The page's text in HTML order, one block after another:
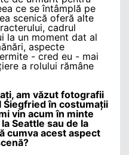
ce se întâmplă pe
scenică oferă alte
cadrul
la un moment dat al
aspecte
- cred eu - mai
a rolului rămâne
am văzut fotografii
în costumații
vin acum în minte
Seattle sau de la
cumva acest aspect